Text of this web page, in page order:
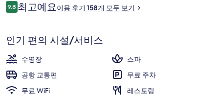
의
진
갤
러
리
이
용
기
9.810점 만점 중 9.8점.
최고예요이용 후기 158개 모두 보기
인기 편의 시설/서비스
수영장
스파
공항 교통편
무료 주차
무료 WiFi
레스토랑